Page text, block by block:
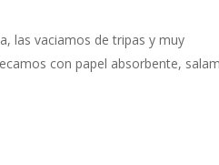
las vaciamos de tripas y muy
con papel absorbente,